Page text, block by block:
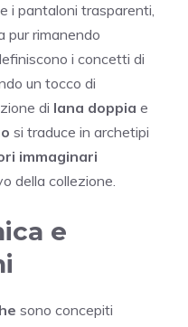
i pantaloni trasparenti,
pur rimanendo
i concetti di
un tocco di
di lana doppia e
si traduce in archetipi
immaginari
della collezione.
e
sono concepiti